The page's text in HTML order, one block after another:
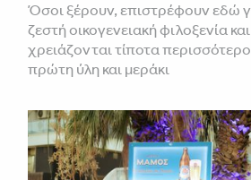
Όσοι ξέρουν, επιστρέφουν εδώ
ζεστή οικογενειακή φιλοξενία
χρειάζονται τίποτα
πρώτη ύλη και μεράκι